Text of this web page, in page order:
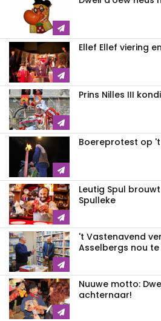
Ellef Ellef viering
Prins Nilles III
Boereprotest op
Leutig Spul
Spulleke
't Vastenavend
Asselbergs nou
Nuuwe motto:
achternaar!